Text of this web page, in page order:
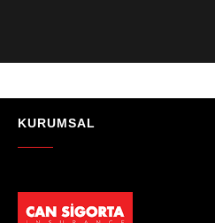
"Absolutelly the best at the TRNC.
KURUMSAL